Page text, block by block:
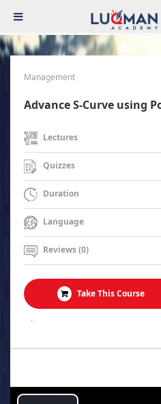
Management
Advance S-Curve using
Lectures
Quizzes
Duration
Language
Reviews (0)
Take This Course
.